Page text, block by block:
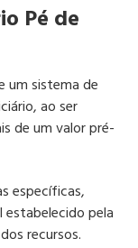
Pé de
um sistema de
ao ser
de um valor pré-
específicas,
pela
recursos.